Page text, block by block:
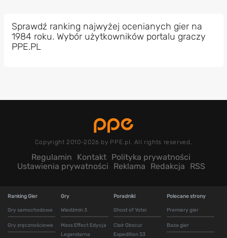
Sprawdź ranking najwyżej ocenianych gier na
1984 roku. Wybór użytkowników portalu graczy
PPE.PL
Copyright 2010-2026 by PPE.pl. All rights reserved.
Regulamin Kontakt Polityka prywatności
Ustawienia prywatności
Reklama Redakcja RSS
Ranking Gier
Gry samochodowe
Gry zręcznościowe
Gry
Wiedźmin 3
Mass Effect Edycja
Legendarna
Poradniki
Ghost of Yotei
Clair Obscur
Expedition 33
Polecane strony
Premiery gier
Baza gier